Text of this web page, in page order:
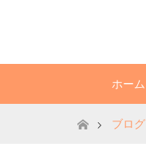
ホーム
ホームブログ